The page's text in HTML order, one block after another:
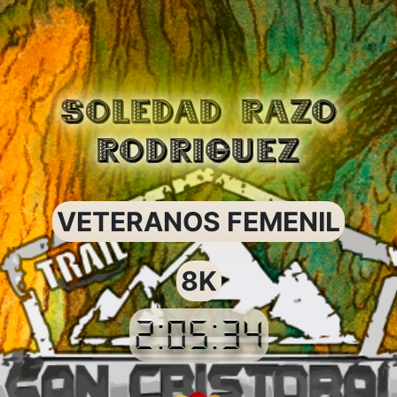
SOLEDAD RAZO
RODRIGUEZ
VETERANOS FEMENIL
8K
2:05:34